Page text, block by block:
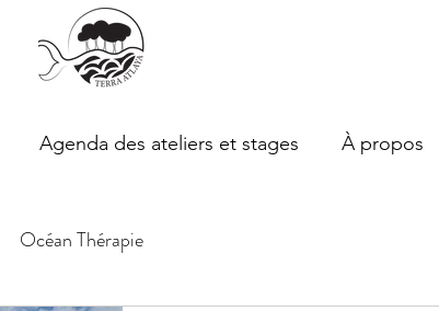
Agenda des ateliers et stages À propos
Océan Thérapie